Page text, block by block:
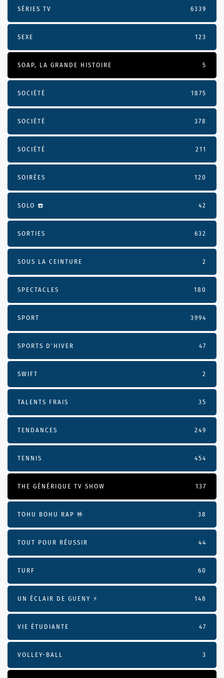
SÉRIES TV 6339
SEXE 123
SOAP, LA GRANDE HISTOIRE 5
SOCIÉTÉ 1875
SOCIÉTÉ 378
SOCIÉTÉ 211
SOIRÉES 120
SOLO ☎️ 42
SORTIES 632
SOUS LA CEINTURE 2
SPECTACLES 180
SPORT 3994
SPORTS D'HIVER 47
SWIFT 2
TALENTS FRAIS 35
TENDANCES 249
TENNIS 454
THE GÉNÉRIQUE TV SHOW 137
TOHU BOHU RAP 🤟 38
TOUT POUR RÉUSSIR 44
TURF 60
UN ÉCLAIR DE GUENY ⚡️ 148
VIE ÉTUDIANTE 47
VOLLEY-BALL 3